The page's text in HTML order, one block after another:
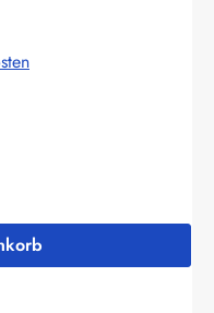
gewünschten